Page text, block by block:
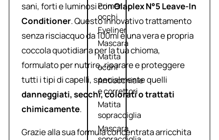
Primer
occhi
Eyeliner
Mascara
Matita
occhi
Antiocchiaie
e correttori
Matita
sopracciglia
Mascara
sani, forti e luminosi conOlaplex N°5 Leave-In
Conditioner. Questo innovativo trattamento
senza risciacquo da 100ml è una vera e propria
coccola quotidiana per la tua chioma,
formulato per nutrire, riparare e proteggere
tutti i tipi di capelli, specialmente quelli
danneggiati, secchi, colorati o trattati
chimicamente.
Grazie alla sua formula concentrata arricchita